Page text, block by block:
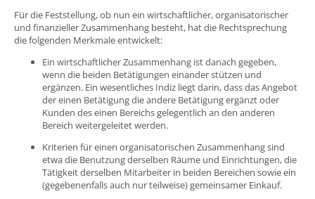
Für die Feststellung, ob nun ein wirtschaftlicher, organisatorischer
und finanzieller Zusammenhang besteht, hat die Rechtsprechung
die folgenden Merkmale entwickelt:
Ein wirtschaftlicher Zusammenhang ist danach gegeben,
wenn die beiden Betätigungen einander stützen und
ergänzen. Ein wesentliches Indiz liegt darin, dass das Angebot
der einen Betätigung die andere Betätigung ergänzt oder
Kunden des einen Bereichs gelegentlich an den anderen
Bereich weitergeleitet werden.
Kriterien für einen organisatorischen Zusammenhang sind
etwa die Benutzung derselben Räume und Einrichtungen, die
Tätigkeit derselben Mitarbeiter in beiden Bereichen sowie ein
(gegebenenfalls auch nur teilweise) gemeinsamer Einkauf.